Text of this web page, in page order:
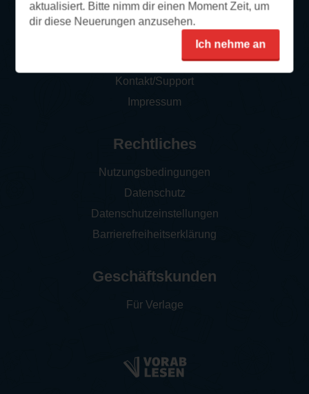
aktualisiert. Bitte nimm dir einen Moment Zeit, um
dir diese Neuerungen anzusehen.
Ich nehme an
So funktioniert‘s
Newsletter abonnieren
Kontakt/Support
Impressum
Rechtliches
Nutzungsbedingungen
Datenschutz
Datenschutzeinstellungen
Barrierefreiheitserklärung
Geschäftskunden
Für Verlage